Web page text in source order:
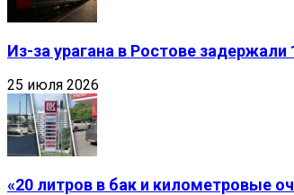
Из-за урагана в Ростове задержали
25 июля 2026
«20 литров в бак и километровые